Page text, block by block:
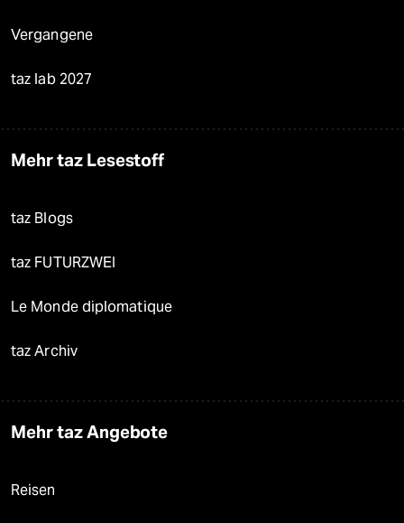
Vergangene
taz lab 2027
Mehr taz Lesestoff
taz Blogs
taz FUTURZWEI
Le Monde diplomatique
taz Archiv
Mehr taz Angebote
Reisen